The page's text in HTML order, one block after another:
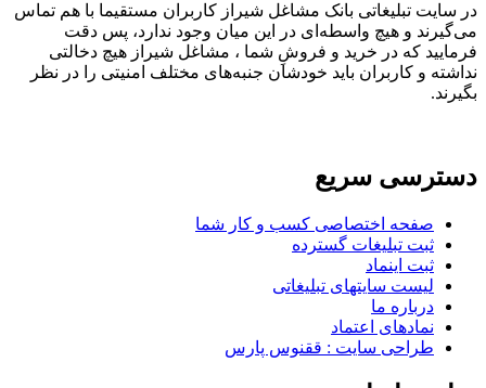
در سایت تبلیغاتی بانک مشاغل شیراز کاربران مستقیما با هم تماس
می‌گیرند و هیچ واسطه‌ای در این میان وجود ندارد، پس دقت
فرمایید که در خرید و فروشِ شما ، مشاغل شیراز هیچ دخالتی
نداشته و کاربران باید خودشان جنبه‌های مختلف امنیتی را در نظر
بگیرند.
دسترسی سریع
صفحه اختصاصی کسب و کار شما
ثبت تبلیغات گسترده
ثبت اینماد
لیست سایتهای تبلیغاتی
درباره ما
نمادهای اعتماد
طراحی سایت : ققنوس پارس